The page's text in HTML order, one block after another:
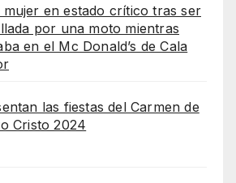
mujer en estado crítico tras ser
por una moto mientras
en el Mc Donald’s de Cala
las fiestas del Carmen de
Cristo 2024